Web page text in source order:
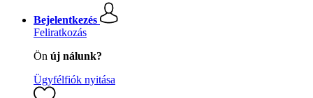
Bejelentkezés
Feliratkozás
Ön új nálunk?
Ügyfélfiók nyitása